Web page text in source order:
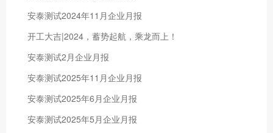
安泰测试2024年11月企业月报
开工大吉|2024，蓄势起航，乘龙而上！
安泰测试2月企业月报
安泰测试2025年11月企业月报
安泰测试2025年6月企业月报
安泰测试2025年5月企业月报